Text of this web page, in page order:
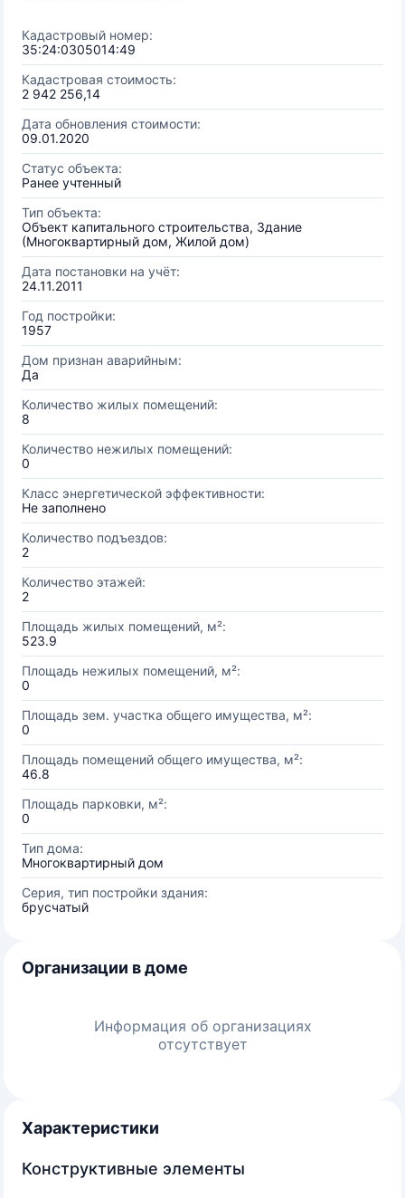
Кадастровый номер:
35:24:0305014:49
Кадастровая стоимость:
2 942 256,14
Дата обновления стоимости:
09.01.2020
Статус объекта:
Ранее учтенный
Тип объекта:
Объект капитального строительства, Здание
(Многоквартирный дом, Жилой дом)
Дата постановки на учёт:
24.11.2011
Год постройки:
1957
Дом признан аварийным:
Да
Количество жилых помещений:
8
Количество нежилых помещений:
0
Класс энергетической эффективности:
Не заполнено
Количество подъездов:
2
Количество этажей:
2
Площадь жилых помещений, м²:
523.9
Площадь нежилых помещений, м²:
0
Площадь зем. участка общего имущества, м²:
0
Площадь помещений общего имущества, м²:
46.8
Площадь парковки, м²:
0
Тип дома:
Многоквартирный дом
Серия, тип постройки здания:
брусчатый
Организации в доме
Информация об организациях
отсутствует
Характеристики
Конструктивные элементы